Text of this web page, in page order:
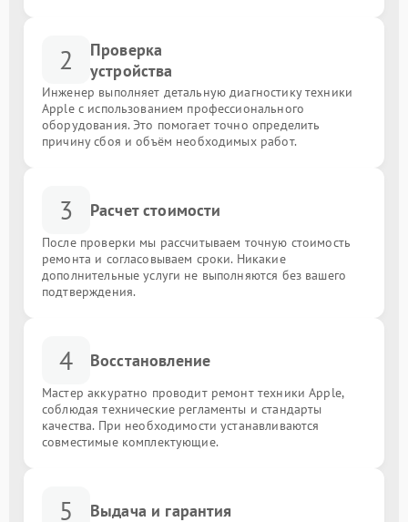
2
Проверка
устройства
Инженер выполняет детальную диагностику техники
Apple с использованием профессионального
оборудования. Это помогает точно определить
причину сбоя и объём необходимых работ.
3 Расчет стоимости
После проверки мы рассчитываем точную стоимость
ремонта и согласовываем сроки. Никакие
дополнительные услуги не выполняются без вашего
подтверждения.
4 Восстановление
Мастер аккуратно проводит ремонт техники Apple,
соблюдая технические регламенты и стандарты
качества. При необходимости устанавливаются
совместимые комплектующие.
5 Выдача и гарантия